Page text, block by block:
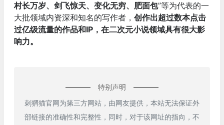
村长万岁、剑飞惊天、变化无穷、肥面包”等为代表的一
大批领域内资深和知名的写作者， 创作出超过数本点击
过亿级流量的作品和IP，在二次元小说领域具有很大影
响力。
特别声明
刺猬猫官网为第三方网站，由网友提供，本站无法保证外
部链接的准确性和完整性，同时，对于该网址的指向，不